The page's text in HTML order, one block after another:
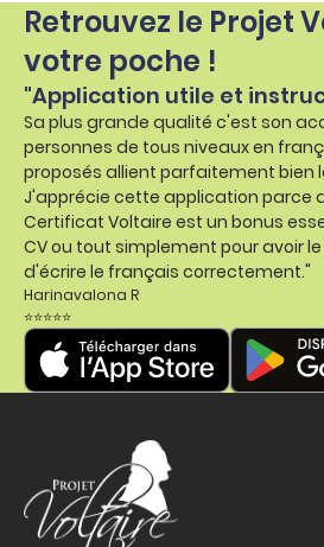
Retrouvez le Projet
votre poche !
"Application utile et
Sa plus grande qualité c'est son
personnes de tous niveaux en
proposés allient parfaitement bien
J'apprécie cette application parce
Certificat Voltaire est un bonus
CV ou tout simplement pour avoir
d'écrire le français correctement."
Harinavalona R
⭐⭐⭐⭐⭐